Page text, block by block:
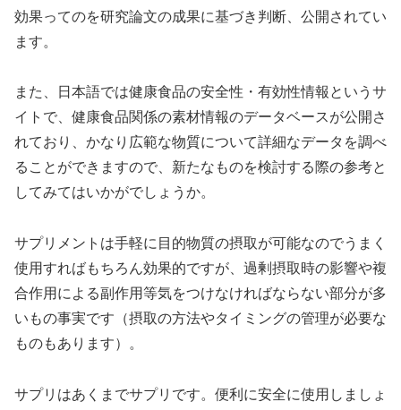
効果ってのを研究論文の成果に基づき判断、公開されてい
ます。
また、日本語では健康食品の安全性・有効性情報というサ
イトで、健康食品関係の素材情報のデータベースが公開さ
れており、かなり広範な物質について詳細なデータを調べ
ることができますので、新たなものを検討する際の参考と
してみてはいかがでしょうか。
サプリメントは手軽に目的物質の摂取が可能なのでうまく
使用すればもちろん効果的ですが、過剰摂取時の影響や複
合作用による副作用等気をつけなければならない部分が多
いもの事実です（摂取の方法やタイミングの管理が必要な
ものもあります）。
サプリはあくまでサプリです。便利に安全に使用しましょ